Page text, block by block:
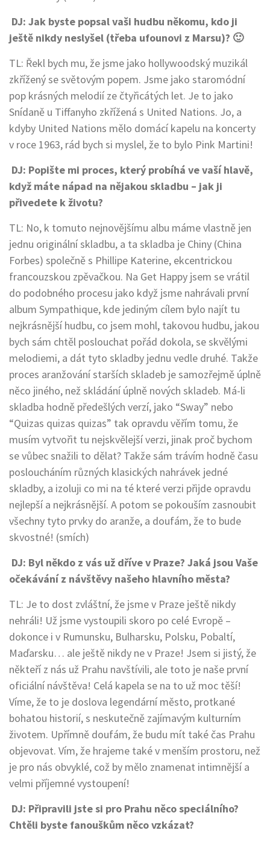
DJ: Jak byste popsal vaši hudbu někomu, kdo ji
ještě nikdy neslyšel (třeba ufounovi z Marsu)? 🙂
TL: Řekl bych mu, že jsme jako hollywoodský muzikál
zkřížený se světovým popem. Jsme jako staromódní
pop krásných melodií ze čtyřicátých let. Je to jako
Snídaně u Tiffanyho zkřížená s United Nations. Jo, a
kdyby United Nations mělo domácí kapelu na koncerty
v roce 1963, rád bych si myslel, že to bylo Pink Martini!
DJ: Popište mi proces, který probíhá ve vaší hlavě,
když máte nápad na nějakou skladbu – jak ji
přivedete k životu?
TL: No, k tomuto nejnovějšímu albu máme vlastně jen
jednu originální skladbu, a ta skladba je Chiny (China
Forbes) společně s Phillipe Katerine, ekcentrickou
francouzskou zpěvačkou. Na Get Happy jsem se vrátil
do podobného procesu jako když jsme nahrávali první
album Sympathique, kde jediným cílem bylo najít tu
nejkrásnější hudbu, co jsem mohl, takovou hudbu, jakou
bych sám chtěl poslouchat pořád dokola, se skvělými
melodiemi, a dát tyto skladby jednu vedle druhé. Takže
proces aranžování starších skladeb je samozřejmě úplně
něco jiného, než skládání úplně nových skladeb. Má-li
skladba hodně předešlých verzí, jako “Sway” nebo
“Quizas quizas quizas” tak opravdu věřím tomu, že
musím vytvořit tu nejskvělejší verzi, jinak proč bychom
se vůbec snažili to dělat? Takže sám trávím hodně času
posloucháním různých klasických nahrávek jedné
skladby, a izoluji co mi na té které verzi přijde opravdu
nejlepší a nejkrásnější. A potom se pokouším zasnoubit
všechny tyto prvky do aranže, a doufám, že to bude
skvostné! (smích)
DJ: Byl někdo z vás už dříve v Praze? Jaká jsou Vaše
očekávání z návštěvy našeho hlavního města?
TL: Je to dost zvláštní, že jsme v Praze ještě nikdy
nehráli! Už jsme vystoupili skoro po celé Evropě –
dokonce i v Rumunsku, Bulharsku, Polsku, Pobaltí,
Maďarsku… ale ještě nikdy ne v Praze! Jsem si jistý, že
někteří z nás už Prahu navštívili, ale toto je naše první
oficiální návštěva! Celá kapela se na to už moc těší!
Víme, že to je doslova legendární město, protkané
bohatou historií, s neskutečně zajímavým kulturním
životem. Upřímně doufám, že budu mít také čas Prahu
objevovat. Vím, že hrajeme také v menším prostoru, než
je pro nás obvyklé, což by mělo znamenat intimnější a
velmi příjemné vystoupení!
DJ: Připravili jste si pro Prahu něco speciálního?
Chtěli byste fanouškům něco vzkázat?